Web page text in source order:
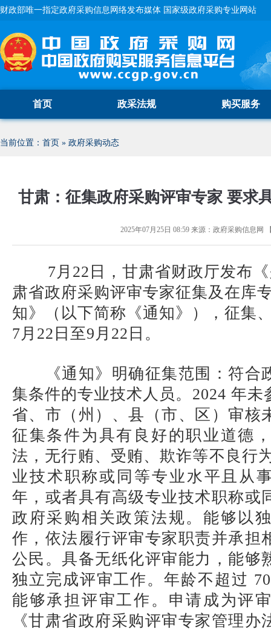
财政部唯一指定政府采购信息网络发布媒体 国家级政府采购专业网站
首页 政采法规 购买服务
当前位置： 首页 » 政府采购动态
甘肃：征集政府采购评审专家 要求
2025年07月25日 08:59来源： 政府采购信息网
7月22日，甘肃省财政厅发布
肃省政府采购评审专家征集及在库
知》（以下简称《通知》），征集
7月22日至9月22日。
《通知》明确征集范围：符
集条件的专业技术人员。2024 年未
省、市（州）、县（市、区）审核
征集条件为具有良好的职业道德
法，无行贿、受贿、欺诈等不良行
业技术职称或同等专业水平且从
年，或者具有高级专业技术职称或
政府采购相关政策法规。能够以
作，依法履行评审专家职责并承担
公民。具备无纸化评审能力，能够
独立完成评审工作。年龄不超过
能够承担评审工作。申请成为评
《甘肃省政府采购评审专家管理办